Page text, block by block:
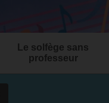
Le solfège sans
professeur